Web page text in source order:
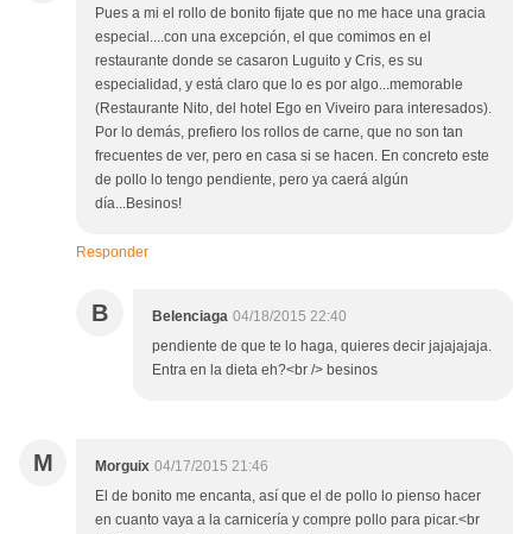
Pues a mi el rollo de bonito fijate que no me hace una gracia
especial....con una excepción, el que comimos en el
restaurante donde se casaron Luguito y Cris, es su
especialidad, y está claro que lo es por algo...memorable
(Restaurante Nito, del hotel Ego en Viveiro para interesados).
Por lo demás, prefiero los rollos de carne, que no son tan
frecuentes de ver, pero en casa si se hacen. En concreto este
de pollo lo tengo pendiente, pero ya caerá algún
día...Besinos!
Responder
B Belenciaga 04/18/2015 22:40
pendiente de que te lo haga, quieres decir jajajajaja.
Entra en la dieta eh?<br /> besinos
M Morguix 04/17/2015 21:46
El de bonito me encanta, así que el de pollo lo pienso hacer
en cuanto vaya a la carnicería y compre pollo para picar.<br